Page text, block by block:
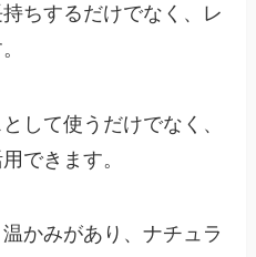
ちするだけでなく、レ
して使うだけでなく、
できます。
かみがあり、ナチュラ